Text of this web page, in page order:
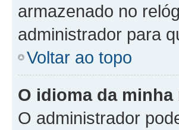
armazenado no
administrador para
Voltar ao topo
O idioma da
O administrador